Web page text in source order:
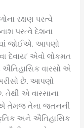
રક્ષણ પરત્વે
પરત્વે દેશના
જોઈએ. આપણો
દેવાય’ એવો લોકમત
વારસો એ
છે. આપણો
એ વારસાના
તેમજ તેના જતનની
અને ઐતિહાસિક